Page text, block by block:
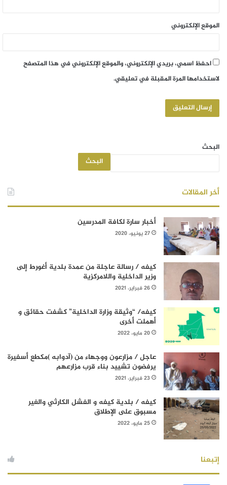
الموقع الإلكتروني
احفظ اسمي، بريدي الإلكتروني، والموقع الإلكتروني في هذا المتصفح
لاستخدامها المرة المقبلة في تعليقي.
البحث
البحث
أخر المقالات
أخبار سارة لكافة المدرسين
27 يونيو، 2020
كيفه / رسالة عاجلة من عمدة بلدية أغورط إلى
وزير الداخلية واللامركزية
26 فبراير، 2021
كيفه/ “وثيقة وزارة الداخلية” كشفت حقائق و
أهملت أخرى
20 مايو، 2022
عاجل / مزارعون ووجهاء من (آدوابه )مكطع أسفيرة
يرفضون تشييد بناء قرب مزارعهم
23 فبراير، 2021
كيفه / بلدية كيفه و الفشل الكارثي والغير
مسبوق على الإطلاق
25 مايو، 2022
إتبعنا